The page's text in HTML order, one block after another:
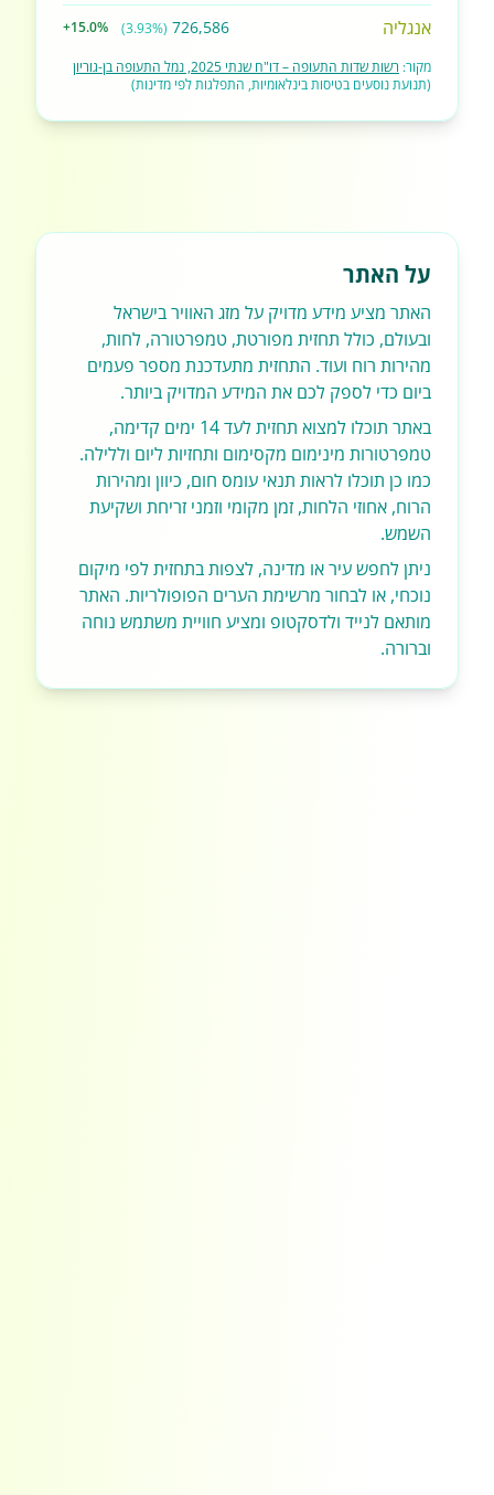
אנגליה 726,586
(3.93%)
+15.0%
מקור: רשות שדות התעופה – דו"ח שנתי 2025, נמל התעופה בן-גוריון
(תנועת נוסעים בטיסות בינלאומיות, התפלגות לפי מדינות)
על האתר
האתר מציע מידע מדויק על מזג האוויר בישראל
ובעולם, כולל תחזית מפורטת, טמפרטורה, לחות,
מהירות רוח ועוד. התחזית מתעדכנת מספר פעמים
ביום כדי לספק לכם את המידע המדויק ביותר.
באתר תוכלו למצוא תחזית לעד 14 ימים קדימה,
טמפרטורות מינימום מקסימום ותחזיות ליום וללילה.
כמו כן תוכלו לראות תנאי עומס חום, כיוון ומהירות
הרוח, אחוזי הלחות, זמן מקומי וזמני זריחת ושקיעת
השמש.
ניתן לחפש עיר או מדינה, לצפות בתחזית לפי מיקום
נוכחי, או לבחור מרשימת הערים הפופולריות. האתר
מותאם לנייד ולדסקטופ ומציע חוויית משתמש נוחה
וברורה.